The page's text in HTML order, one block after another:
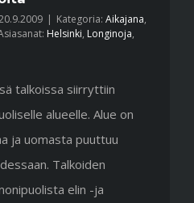
| Kategoria: Aikajana,
Helsinki, Longinoja,
talkoissa siirryttiin
alueelle. Alue on
ja uomasta puuttuu
Talkoiden
elin -ja